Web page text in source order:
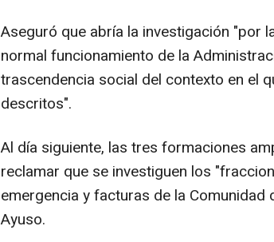
Aseguró que abría la investigación "por
normal funcionamiento de la
trascendencia social del contexto en el
descritos".
Al día siguiente, las tres formaciones
reclamar que se investiguen los
emergencia y facturas de la
Ayuso.